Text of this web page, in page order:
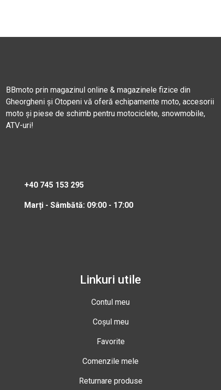
BBmoto prin magazinul online & magazinele fizice din
Gheorgheni și Otopeni vă oferă echipamente moto, accesorii
moto și piese de schimb pentru motociclete, snowmobile,
ATV-uri!
+40 745 153 295
Marți - Sâmbătă: 09:00 - 17:00
Linkuri utile
Contul meu
Coșul meu
Favorite
Comenzile mele
Returnare produse